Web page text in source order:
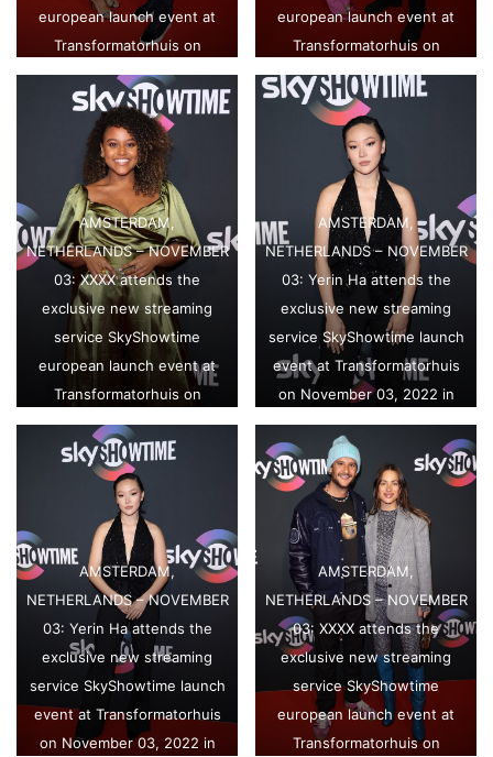
european launch event at
Transformatorhuis on
November 03, 2022 in
Amsterdam, Netherlands.
(Photo by Tim P.
Whitby/Getty Images for
SkyShowtime)
european launch event at
Transformatorhuis on
November 03, 2022 in
Amsterdam, Netherlands.
(Photo by Tim P.
Whitby/Getty Images for
SkyShowtime)
AMSTERDAM,
NETHERLANDS – NOVEMBER
03: XXXX attends the
exclusive new streaming
service SkyShowtime
european launch event at
Transformatorhuis on
November 03, 2022 in
Amsterdam, Netherlands.
(Photo by Tim P.
Whitby/Getty Images for
SkyShowtime)
AMSTERDAM,
NETHERLANDS – NOVEMBER
03: Yerin Ha attends the
exclusive new streaming
service SkyShowtime launch
event at Transformatorhuis
on November 03, 2022 in
Amsterdam, Netherlands.
(Photo by Tim P.
Whitby/Getty Images for
SkyShowtime)
AMSTERDAM,
NETHERLANDS – NOVEMBER
03: Yerin Ha attends the
exclusive new streaming
service SkyShowtime launch
event at Transformatorhuis
on November 03, 2022 in
AMSTERDAM,
NETHERLANDS – NOVEMBER
03: XXXX attends the
exclusive new streaming
service SkyShowtime
european launch event at
Transformatorhuis on